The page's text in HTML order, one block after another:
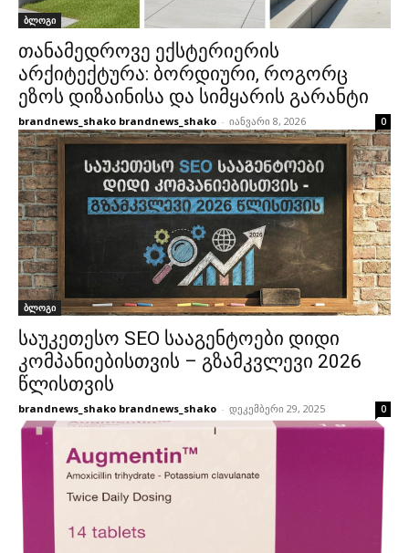
ბლოგი
თანამედროვე ექსტერიერის
არქიტექტურა: ბორდიური, როგორც
ეზოს დიზაინისა და სიმყარის გარანტი
brandnews_shako brandnews_shako - იანვარი 8, 2026 0
ბლოგი
საუკეთესო SEO სააგენტოები დიდი
კომპანიებისთვის – გზამკვლევი 2026
წლისთვის
brandnews_shako brandnews_shako - დეკემბერი 29, 2025 0